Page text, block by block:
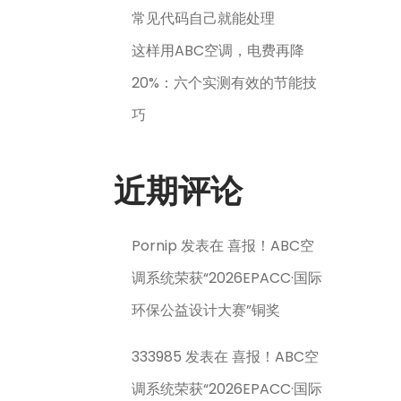
常见代码自己就能处理
这样用ABC空调，电费再降
20%：六个实测有效的节能技
巧
近期评论
Pornip 发表在喜报！ABC空
调系统荣获“2026EPACC·国际
环保公益设计大赛”铜奖
333985 发表在喜报！ABC空
调系统荣获“2026EPACC·国际